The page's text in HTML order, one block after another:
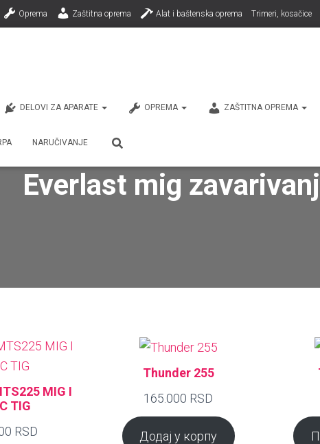
Oprema Zaštitna oprema Alat i baštenska oprema Trimeri, kosačice
DELOVI ZA APARATE OPREMA ZAŠTITNA OPREMA
NARUČIVANJE
Everlast mig
MIG I
TIG
RSD
Thunder 255
165.000 RSD
Додај у корпу